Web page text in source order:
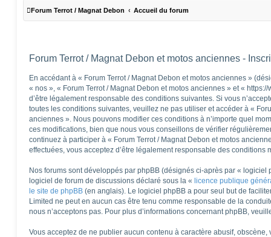
Forum Terrot / Magnat Debon Accueil du forum
Forum Terrot / Magnat Debon et motos anciennes -
En accédant à « Forum Terrot / Magnat Debon et motos anciennes »
« nos », « Forum Terrot / Magnat Debon et motos anciennes » et «
d’être légalement responsable des conditions suivantes. Si vous
toutes les conditions suivantes, veuillez ne pas utiliser et accéder à «
anciennes ». Nous pouvons modifier ces conditions à n’importe quel
ces modifications, bien que nous vous conseillons de vérifier
continuez à participer à « Forum Terrot / Magnat Debon et motos
effectuées, vous acceptez d’être légalement responsable des conditions
Nos forums sont développés par phpBB (désignés ci-après par « logiciel
logiciel de forum de discussions déclaré sous la « licence publique
le site de phpBB (en anglais). Le logiciel phpBB a pour seul but de
Limited ne peut en aucun cas être tenu comme responsable de la
nous n’acceptons pas. Pour plus d’informations concernant phpBB,
Vous acceptez de ne publier aucun contenu à caractère abusif,